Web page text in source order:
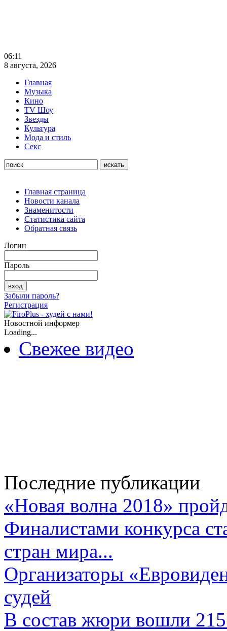
06:11
8 августа, 2026
Главная
Музыка
Кино
TV Шоу
Звезды
Культура
Мода и стиль
Секс
Главная страница
Новости канала
Знаменитости
Статистика сайта
Обратная связь
Логин
Пароль
Забыли пароль?
Регистрация
Новостной информер
Loading...
Свежее видео
Последние публикации
«Новая волна 2018»
Финалистами конкурса
стран мира...
Организаторы
судей
В состав жюри вошли 215